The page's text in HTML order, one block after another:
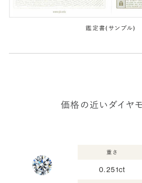
鑑定書(サンプル)
価格の近いダイヤ
重さ
0.251ct